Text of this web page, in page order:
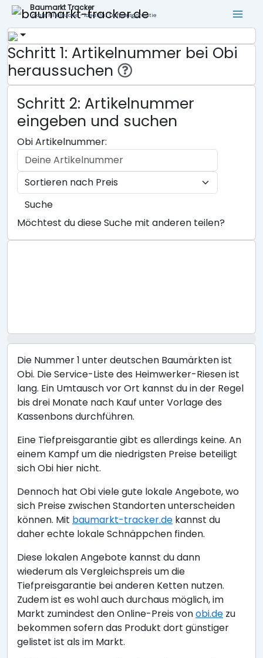
Baumarkt Tracker
Lokale Filialsuche - ideal für Tiefpreisgarantie
Schritt 1: Artikelnummer bei Obi
heraussuchen
Schritt 2: Artikelnummer
eingeben und suchen
Obi Artikelnummer:
Suche
Möchtest du diese Suche mit anderen teilen?
Die Nummer 1 unter deutschen Baumärkten ist
Obi. Die Service-Liste des Heimwerker-Riesen ist
lang. Ein Umtausch vor Ort kannst du in der Regel
bis drei Monate nach Kauf unter Vorlage des
Kassenbons durchführen.
Eine Tiefpreisgarantie gibt es allerdings keine. An
einem Kampf um die niedrigsten Preise beteiligt
sich Obi hier nicht.
Dennoch hat Obi viele gute lokale Angebote, wo
sich Preise zwischen Standorten unterscheiden
können. Mit baumarkt-tracker.de kannst du
daher echte lokale Schnäppchen finden.
Diese lokalen Angebote kannst du dann
wiederum als Vergleichspreis um die
Tiefpreisgarantie bei anderen Ketten nutzen.
Zudem ist es wohl auch durchaus möglich, im
Markt zumindest den Online-Preis vonobi.de zu
bekommen sofern das Produkt dort günstiger
gelistet ist als im Markt.